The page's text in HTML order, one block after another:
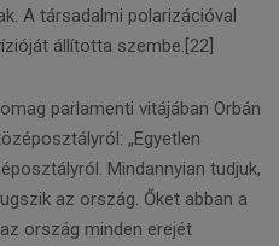
A társadalmi polarizációval
állította szembe.[22]
parlamenti vitájában Orbán
„Egyetlen
Mindannyian tudjuk,
az ország. Őket abban a
ország minden erejét